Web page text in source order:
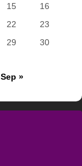
15
16
22
23
29
30
Sep »